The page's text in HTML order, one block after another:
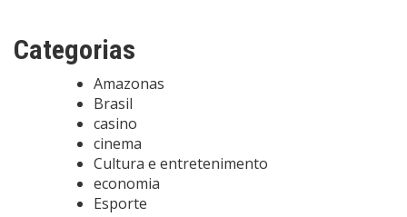
Categorias
Amazonas
Brasil
casino
cinema
Cultura e entretenimento
economia
Esporte